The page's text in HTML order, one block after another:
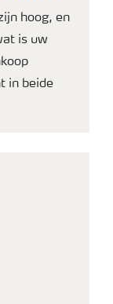
hoog, en
is uw
in beide